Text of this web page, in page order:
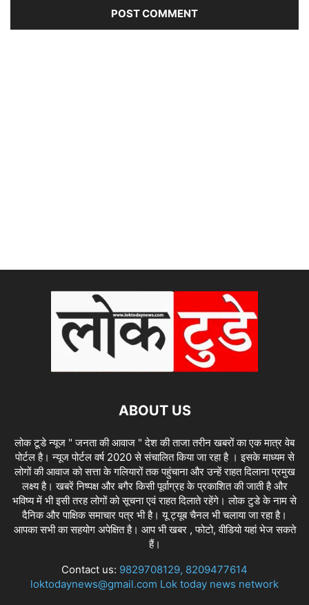
ABOUT US
लोक टूडे न्यूज " जनता की आवाज " देश की ताजा तरीन खबरों का एक मात्र वेब
पोर्टल है। न्यूज पोर्टल वर्ष 2020 से संचालित किया जा रहा है । इसके माध्यम से
लोगों की आवाज को सत्ता के गलियारों तक पहुंचाना और उन्हें राहत दिलाना प्रमुख
लक्ष्य है। खबरें निष्पक्ष और बगैर किसी पूर्वाग्रह के प्रकाशित की जाती है और
भविष्य में भी इसी तरह लोगों को सूचना एवं राहत दिलाते रहेंगे। लोक टुडे के नाम से
दैनिक और पाक्षिक समाचार पत्र भी है। यू ट्यूब चैनल भी चलाया जा रहा है।
आपका सभी का सहयोग अपेक्षित है। आप भी खबर , फोटो, वीडियो यहां भेज सकते
हैं।
Contact us: 9829708129, 8209477614
loktodaynews@gmail.com Lok today news network